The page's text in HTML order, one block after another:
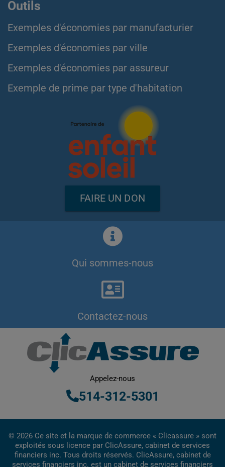
Outils
Exemples d'économies par manufacturier
Exemples d'économies par ville
Exemples d'économies par assureur
Exemple de prime par type d'habitation
FAIRE UN DON
Qui sommes-nous
Contactez-nous
Appelez-nous
514-312-5301
© 2026 Ce site et la marque de commerce « Clicassure » sont
exploités sous licence par ClicAssure, cabinet de services
financiers inc. Tous droits réservés. ClicAssure, cabinet de
services financiers inc. est un cabinet de services financiers